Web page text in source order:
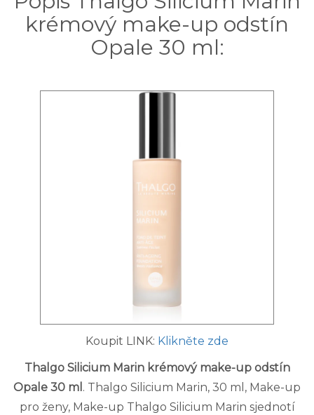
krémový make-up odstín
Opale 30 ml:
Koupit LINK: Klikněte zde
Thalgo Silicium Marin krémový make-up odstín
Opale 30 ml . Thalgo Silicium Marin, 30 ml, Make-up
pro ženy, Make-up Thalgo Silicium Marin sjednotí